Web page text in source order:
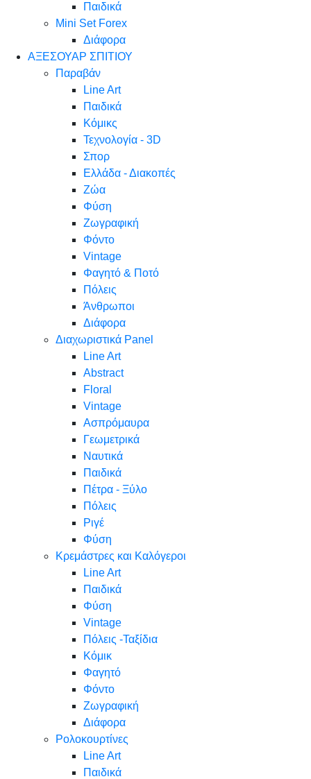
Παιδικά
Mini Set Forex
Διάφορα
ΑΞΕΣΟΥΑΡ ΣΠΙΤΙΟΥ
Παραβάν
Line Art
Παιδικά
Κόμικς
Τεχνολογία - 3D
Σπορ
Ελλάδα - Διακοπές
Ζώα
Φύση
Ζωγραφική
Φόντο
Vintage
Φαγητό & Ποτό
Πόλεις
Άνθρωποι
Διάφορα
Διαχωριστικά Panel
Line Art
Abstract
Floral
Vintage
Ασπρόμαυρα
Γεωμετρικά
Ναυτικά
Παιδικά
Πέτρα - Ξύλο
Πόλεις
Ριγέ
Φύση
Κρεμάστρες και Καλόγεροι
Line Art
Παιδικά
Φύση
Vintage
Πόλεις -Ταξίδια
Κόμικ
Φαγητό
Φόντο
Ζωγραφική
Διάφορα
Ρολοκουρτίνες
Line Art
Παιδικά